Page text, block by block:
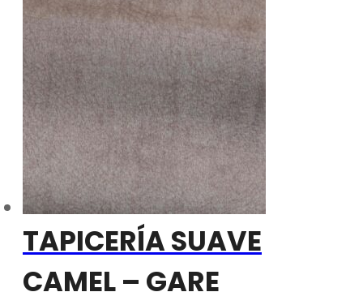
TAPICERÍA SUAVE
CAMEL – GARE